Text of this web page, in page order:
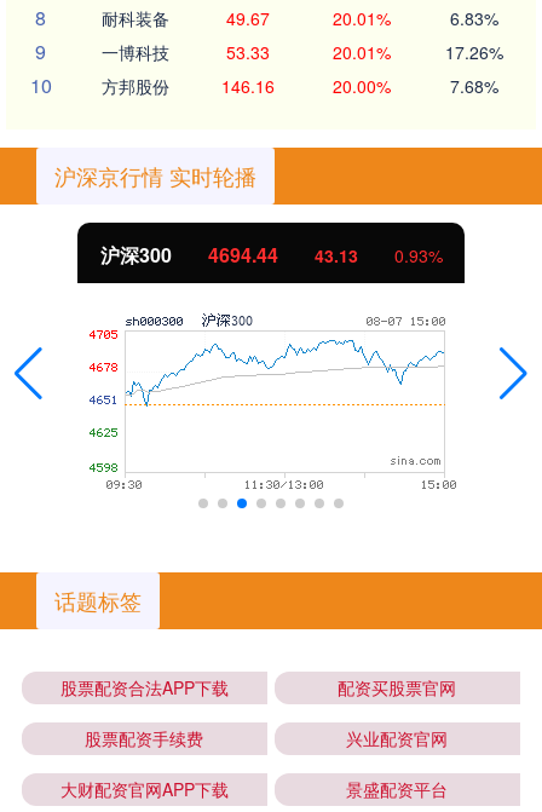
8 耐科装备 49.67 20.01% 6.83%
9 一博科技 53.33 20.01% 17.26%
10 方邦股份 146.16 20.00% 7.68%
沪深京行情 实时轮播
0.93% 北证50 1134.24
话题标签
股票配资合法APP下载 配资买股票官网
股票配资手续费 兴业配资官网
大财配资官网APP下载 景盛配资平台